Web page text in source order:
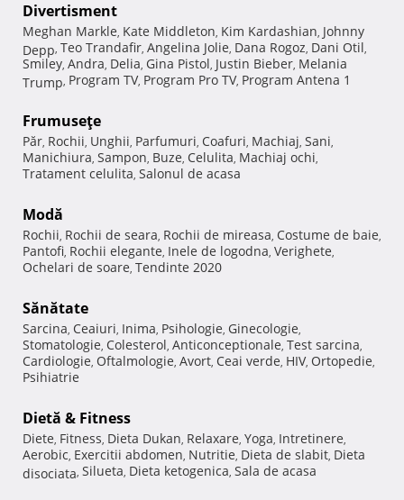
Divertisment
Meghan Markle, Kate Middleton, Kim Kardashian, Johnny
Depp, Teo Trandafir, Angelina Jolie, Dana Rogoz, Dani Otil,
Smiley, Andra, Delia, Gina Pistol, Justin Bieber, Melania
Trump, Program TV, Program Pro TV, Program Antena 1
Frumuseţe
Păr, Rochii, Unghii, Parfumuri, Coafuri, Machiaj, Sani,
Manichiura, Sampon, Buze, Celulita, Machiaj ochi,
Tratament celulita, Salonul de acasa
Modă
Rochii, Rochii de seara, Rochii de mireasa, Costume de baie,
Pantofi, Rochii elegante, Inele de logodna, Verighete,
Ochelari de soare, Tendinte 2020
Sănătate
Sarcina, Ceaiuri, Inima, Psihologie, Ginecologie,
Stomatologie, Colesterol, Anticonceptionale, Test sarcina,
Cardiologie, Oftalmologie, Avort, Ceai verde, HIV, Ortopedie,
Psihiatrie
Dietă & Fitness
Diete, Fitness, Dieta Dukan, Relaxare, Yoga, Intretinere,
Aerobic, Exercitii abdomen, Nutritie, Dieta de slabit, Dieta
disociata, Silueta, Dieta ketogenica, Sala de acasa